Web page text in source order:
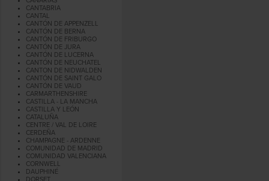
CANTABRIA
CANTAL
CANTÓN DE APPENZELL
CANTÓN DE BERNA
CANTÓN DE FRIBURGO
CANTÓN DE JURA
CANTÓN DE LUCERNA
CANTÓN DE NEUCHATEL
CANTON DE NIDWALDEN
CANTÓN DE SAINT GALO
CANTÓN DE VAUD
CARMARTHENSHIRE
CASTILLA - LA MANCHA
CASTILLA Y LEÓN
CATALUÑA
CENTRE / VAL DE LOIRE
CERDEÑA
CHAMPAGNE - ARDENNE
COMUNIDAD DE MADRID
COMUNIDAD VALENCIANA
CORNWELL
DAUPHINÉ